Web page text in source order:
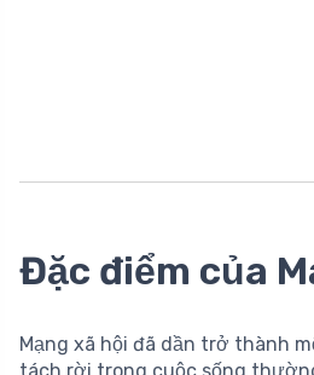
Đặc điểm của
Mạng xã hội đã dần trở thành